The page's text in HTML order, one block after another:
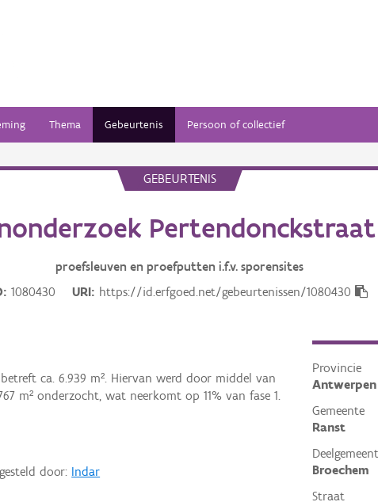
Thema Gebeurtenis Persoon of collectief
GEBEURTENIS
Pertendonckstraat
proefsleuven en proefputten i.f.v. sporensites
1080430 URI https://id.erfgoed.net/gebeurtenissen/1080430
Provincie
Antwerpen
Gemeente
Ranst
Broechem
Straat
betreft ca. 6.939 m². Hiervan werd door middel van
m² onderzocht, wat neerkomt op 11% van fase 1.
door: Indar